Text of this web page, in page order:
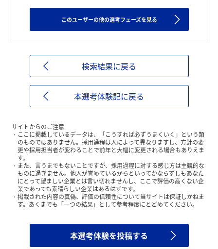
このユーザーの他の選考フェーズを見る
検索結果に戻る
本選考体験記に戻る
サイトからのご注意
ここに掲載しているデータは、「こうすれば必ずうまくいく」という類
のものではありません。採用過程は人によって異なりますし、方針の変
更や採用担当者が変わることで前年と大幅に変更される場合もありえま
す。
また、言うまでもないことですが、採用過程に対する感じ方は主観的な
ものに過ぎません。他人が誉めているからといってかならずしもあなた
にとって望ましい企業とは言い切れませんし、ここで評価の高くない企
業であっても素晴らしい企業はあるはずです。
掲載された内容の真偽、評価の信頼性について当サイトは保証しかねま
す。あくまでも「一つの結果」として参考程度にとどめてください。
本選考体験を投稿する